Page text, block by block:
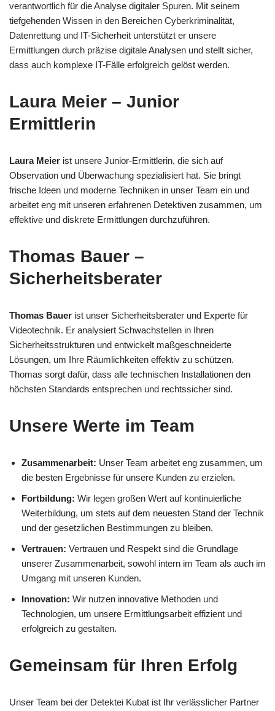
verantwortlich für die Analyse digitaler Spuren. Mit seinem
tiefgehenden Wissen in den Bereichen Cyberkriminalität,
Datenrettung und IT-Sicherheit unterstützt er unsere
Ermittlungen durch präzise digitale Analysen und stellt sicher,
dass auch komplexe IT-Fälle erfolgreich gelöst werden.
Laura Meier – Junior
Ermittlerin
Laura Meier ist unsere Junior-Ermittlerin, die sich auf
Observation und Überwachung spezialisiert hat. Sie bringt
frische Ideen und moderne Techniken in unser Team ein und
arbeitet eng mit unseren erfahrenen Detektiven zusammen, um
effektive und diskrete Ermittlungen durchzuführen.
Thomas Bauer –
Sicherheitsberater
Thomas Bauer ist unser Sicherheitsberater und Experte für
Videotechnik. Er analysiert Schwachstellen in Ihren
Sicherheitsstrukturen und entwickelt maßgeschneiderte
Lösungen, um Ihre Räumlichkeiten effektiv zu schützen.
Thomas sorgt dafür, dass alle technischen Installationen den
höchsten Standards entsprechen und rechtssicher sind.
Unsere Werte im Team
Zusammenarbeit: Unser Team arbeitet eng zusammen, um
die besten Ergebnisse für unsere Kunden zu erzielen.
Fortbildung: Wir legen großen Wert auf kontinuierliche
Weiterbildung, um stets auf dem neuesten Stand der Technik
und der gesetzlichen Bestimmungen zu bleiben.
Vertrauen: Vertrauen und Respekt sind die Grundlage
unserer Zusammenarbeit, sowohl intern im Team als auch im
Umgang mit unseren Kunden.
Innovation: Wir nutzen innovative Methoden und
Technologien, um unsere Ermittlungsarbeit effizient und
erfolgreich zu gestalten.
Gemeinsam für Ihren Erfolg
Unser Team bei der Detektei Kubat ist Ihr verlässlicher Partner